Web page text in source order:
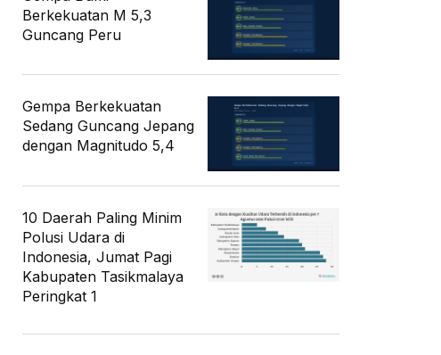
Berkekuatan M 5,3
Guncang Peru
Gempa Berkekuatan
Sedang Guncang Jepang
dengan Magnitudo 5,4
10 Daerah Paling Minim
Polusi Udara di
Indonesia, Jumat Pagi
Kabupaten Tasikmalaya
Peringkat 1